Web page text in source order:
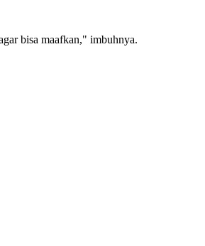
bisa maafkan," imbuhnya.